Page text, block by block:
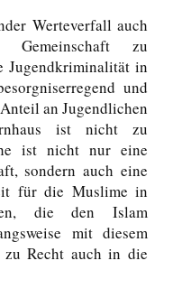
Werteverfall auch
zu
Jugendkriminalität in
und
an Jugendlichen
ist nicht zu
ist nicht nur eine
sondern auch eine
für die Muslime in
die den Islam
mit diesem
Recht auch in die